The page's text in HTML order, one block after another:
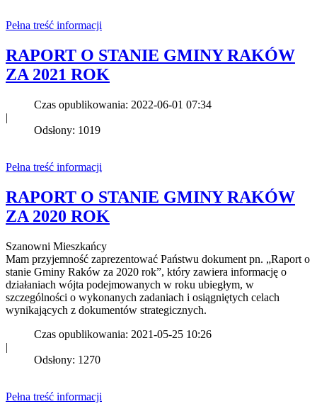
Pełna treść informacji
RAPORT O STANIE GMINY RAKÓW
ZA 2021 ROK
Czas opublikowania: 2022-06-01 07:34
|
Odsłony: 1019
Pełna treść informacji
RAPORT O STANIE GMINY RAKÓW
ZA 2020 ROK
Szanowni Mieszkańcy
Mam przyjemność zaprezentować Państwu dokument pn. „Raport o
stanie Gminy Raków za 2020 rok”, który zawiera informację o
działaniach wójta podejmowanych w roku ubiegłym, w
szczególności o wykonanych zadaniach i osiągniętych celach
wynikających z dokumentów strategicznych.
Czas opublikowania: 2021-05-25 10:26
|
Odsłony: 1270
Pełna treść informacji